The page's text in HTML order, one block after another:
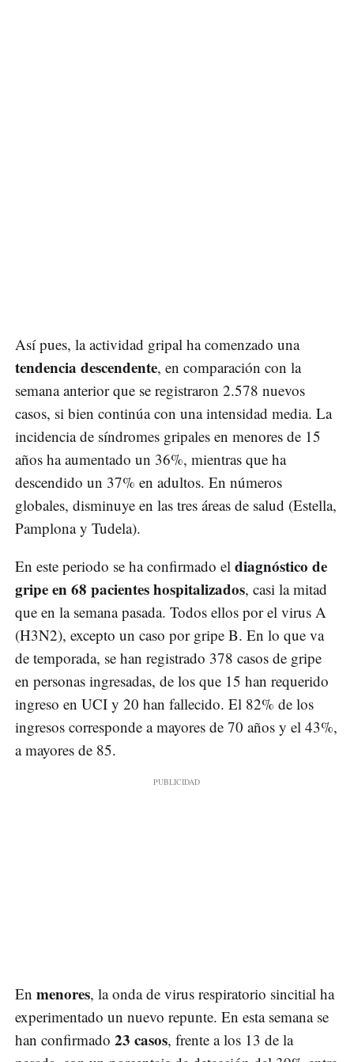
Así pues, la actividad gripal ha comenzado una
tendencia descendente, en comparación con la
semana anterior que se registraron 2.578 nuevos
casos, si bien continúa con una intensidad media. La
incidencia de síndromes gripales en menores de 15
años ha aumentado un 36%, mientras que ha
descendido un 37% en adultos. En números
globales, disminuye en las tres áreas de salud (Estella,
Pamplona y Tudela).
En este periodo se ha confirmado el diagnóstico de
gripe en 68 pacientes hospitalizados, casi la mitad
que en la semana pasada. Todos ellos por el virus A
(H3N2), excepto un caso por gripe B. En lo que va
de temporada, se han registrado 378 casos de gripe
en personas ingresadas, de los que 15 han requerido
ingreso en UCI y 20 han fallecido. El 82% de los
ingresos corresponde a mayores de 70 años y el 43%,
a mayores de 85.
En menores, la onda de virus respiratorio sincitial ha
experimentado un nuevo repunte. En esta semana se
han confirmado 23 casos, frente a los 13 de la